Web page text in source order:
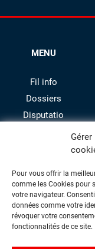
Pour vous offrir la
comme les Cookies pour
votre navigateur.
données comme votre
révoquer votre
fonctionnalités de ce site.
MENU
Fil info
Dossiers
Disputatio